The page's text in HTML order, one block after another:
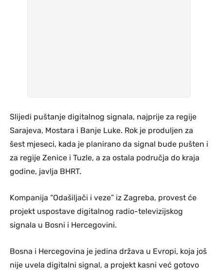
Slijedi puštanje digitalnog signala, najprije za regije
Sarajeva, Mostara i Banje Luke. Rok je produljen za
šest mjeseci, kada je planirano da signal bude pušten i
za regije Zenice i Tuzle, a za ostala područja do kraja
godine, javlja BHRT.
Kompanija “Odašiljači i veze” iz Zagreba, provest će
projekt uspostave digitalnog radio-televizijskog
signala u Bosni i Hercegovini.
Bosna i Hercegovina je jedina država u Evropi, koja još
nije uvela digitalni signal, a projekt kasni već gotovo